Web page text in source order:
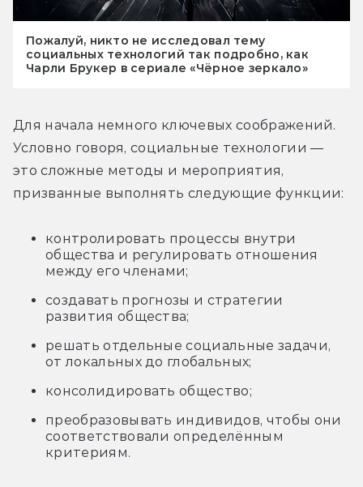
Пожалуй, никто не исследовал тему
социальных технологий так подробно, как
Чарли Брукер в сериале «Чёрное зеркало»
Для начала немного ключевых соображений.
Условно говоря, социальные технологии —
это сложные методы и мероприятия,
призванные выполнять следующие функции:
контролировать процессы внутри
общества и регулировать отношения
между его членами;
создавать прогнозы и стратегии
развития общества;
решать отдельные социальные задачи,
от локальных до глобальных;
консолидировать общество;
преобразовывать индивидов, чтобы они
соответствовали определённым
критериям.